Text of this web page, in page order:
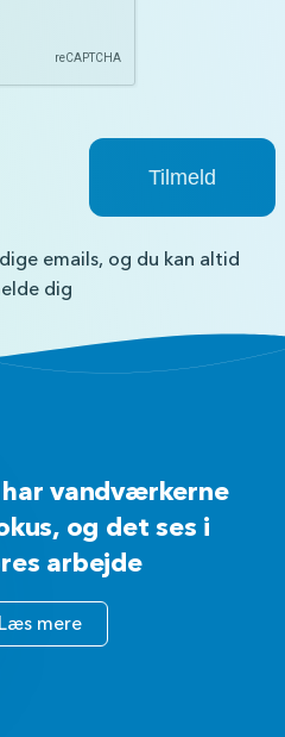
emails, og du kan altid
dig
har vandværkerne
og det ses i
arbejde
Læs mere